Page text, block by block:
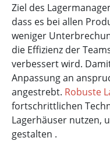
Ziel des
dass es bei allen
weniger
die Effizienz der
verbessert wird.
Anpassung an
angestrebt. Robuste
fortschrittlichen
Lagerhäuser nutzen,
gestalten .